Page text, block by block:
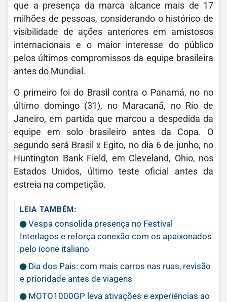
que a presença da marca alcance mais de 17
milhões de pessoas, considerando o histórico de
visibilidade de ações anteriores em amistosos
internacionais e o maior interesse do público
pelos últimos compromissos da equipe brasileira
antes do Mundial.
O primeiro foi do Brasil contra o Panamá, no no
último domingo (31), no Maracanã, no Rio de
Janeiro, em partida que marcou a despedida da
equipe em solo brasileiro antes da Copa. O
segundo será Brasil x Egito, no dia 6 de junho, no
Huntington Bank Field, em Cleveland, Ohio, nos
Estados Unidos, último teste oficial antes da
estreia na competição.
LEIA TAMBÉM:
Vespa consolida presença no Festival
Interlagos e reforça conexão com os apaixonados
pelo ícone italiano
Dia dos Pais: com mais carros nas ruas, revisão
é prioridade antes de viagens
MOTO1000GP leva ativações e experiências ao